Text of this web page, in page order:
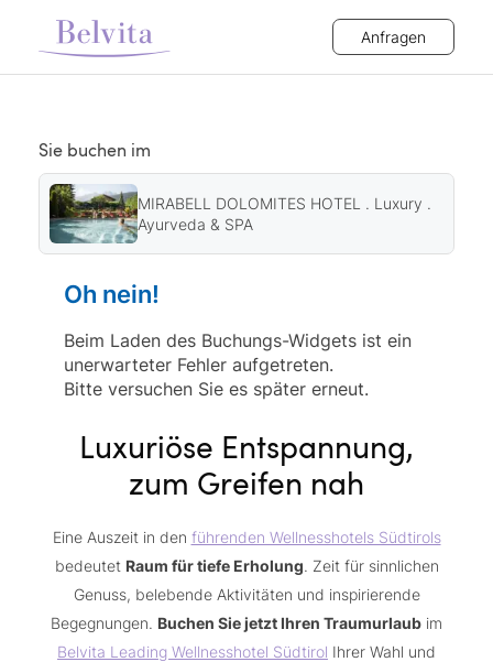
Anfragen
Sie buchen im
MIRABELL DOLOMITES HOTEL . Luxury .
Ayurveda & SPA
Oh nein!
Beim Laden des Buchungs-Widgets ist ein
unerwarteter Fehler aufgetreten.
Bitte versuchen Sie es später erneut.
Luxuriöse Entspannung,
zum Greifen nah
Eine Auszeit in den führenden Wellnesshotels Südtirols
bedeutet Raum für tiefe Erholung. Zeit für sinnlichen
Genuss, belebende Aktivitäten und inspirierende
Begegnungen. Buchen Sie jetzt Ihren Traumurlaub im
Belvita Leading Wellnesshotel Südtirol Ihrer Wahl und